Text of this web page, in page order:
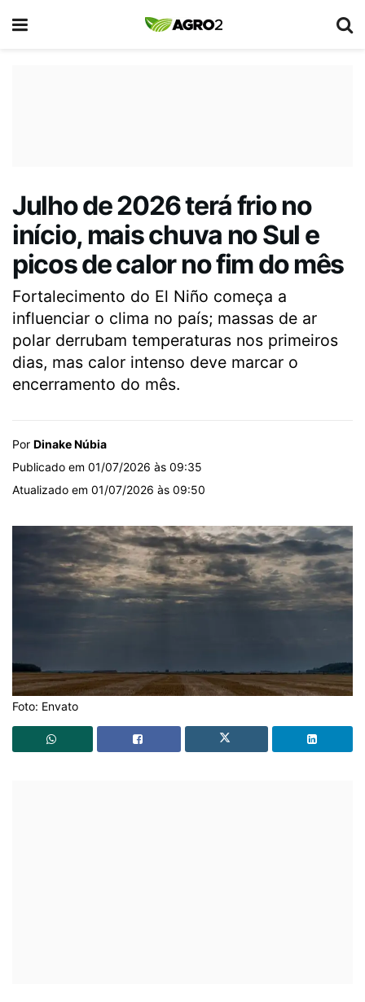
Julho de 2026 terá frio no
início, mais chuva no Sul e
picos de calor no fim do mês
Fortalecimento do El Niño começa a
influenciar o clima no país; massas de ar
polar derrubam temperaturas nos primeiros
dias, mas calor intenso deve marcar o
encerramento do mês.
Por Dinake Núbia
Publicado em 01/07/2026 às 09:35
Atualizado em 01/07/2026 às 09:50
Foto: Envato